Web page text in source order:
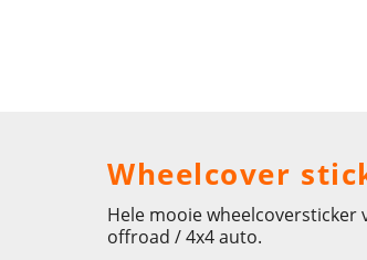
Wheelcover
Hele mooie wheelcoversticker
offroad / 4x4 auto.